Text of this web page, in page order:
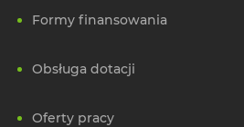
Formy finansowania
Obsługa dotacji
Oferty pracy